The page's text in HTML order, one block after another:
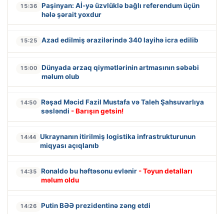
15:36
Paşinyan: Aİ-yə üzvlüklə bağlı referendum üçün
hələ şərait yoxdur
15:25 Azad edilmiş ərazilərində 340 layihə icra edilib
15:00
Dünyada ərzaq qiymətlərinin artmasının səbəbi
məlum olub
14:50
Rəşad Məcid Fazil Mustafa və Taleh Şahsuvarlıya
səsləndi - Barışın getsin!
14:44 Ukraynanın itirilmiş logistika infrastrukturunun
miqyası açıqlanıb
14:35 Ronaldo bu həftəsonu evlənir - Toyun detalları
məlum oldu
14:26 Putin BƏƏ prezidentinə zəng etdi